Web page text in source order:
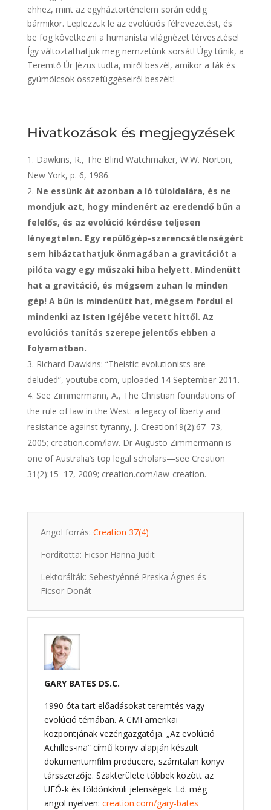
ehhez, mint az egyháztörténelem során eddig
bármikor. Leplezzük le az evolúciós félrevezetést, és
be fog következni a humanista világnézet térvesztése!
Így változtathatjuk meg nemzetünk sorsát! Úgy tűnik, a
Teremtő Úr Jézus tudta, miről beszél, amikor a fák és
gyümölcsök összefüggéseiről beszélt!
Hivatkozások és megjegyzések
Dawkins, R., The Blind Watchmaker, W.W. Norton,
New York, p. 6, 1986.
Ne essünk át azonban a ló túloldalára, és ne
mondjuk azt, hogy mindenért az eredendő bűn a
felelős, és az evolúció kérdése teljesen
lényegtelen. Egy repülőgép-szerencsétlenségért
sem hibáztathatjuk önmagában a gravitációt a
pilóta vagy egy műszaki hiba helyett. Mindenütt
hat a gravitáció, és mégsem zuhan le minden
gép! A bűn is mindenütt hat, mégsem fordul el
mindenki az Isten Igéjébe vetett hittől. Az
evolúciós tanítás szerepe jelentős ebben a
folyamatban.
Richard Dawkins: “Theistic evolutionists are
deluded”, youtube.com, uploaded 14 September 2011.
See Zimmermann, A., The Christian foundations of
the rule of law in the West: a legacy of liberty and
resistance against tyranny, J. Creation19(2):67–73,
2005; creation.com/law. Dr Augusto Zimmermann is
one of Australia’s top legal scholars—see Creation
31(2):15–17, 2009; creation.com/law-creation.
Angol forrás: Creation 37(4)
Fordította: Ficsor Hanna Judit
Lektorálták: Sebestyénné Preska Ágnes és
Ficsor Donát
GARY BATES DS.C.
1990 óta tart előadásokat teremtés vagy
evolúció témában. A CMI amerikai
központjának vezérigazgatója. „Az evolúció
Achilles-ina” című könyv alapján készült
dokumentumfilm producere, számtalan könyv
társszerzője. Szakterülete többek között az
UFÓ-k és földönkívüli jelenségek. Ld. még
angol nyelven: creation.com/gary-bates